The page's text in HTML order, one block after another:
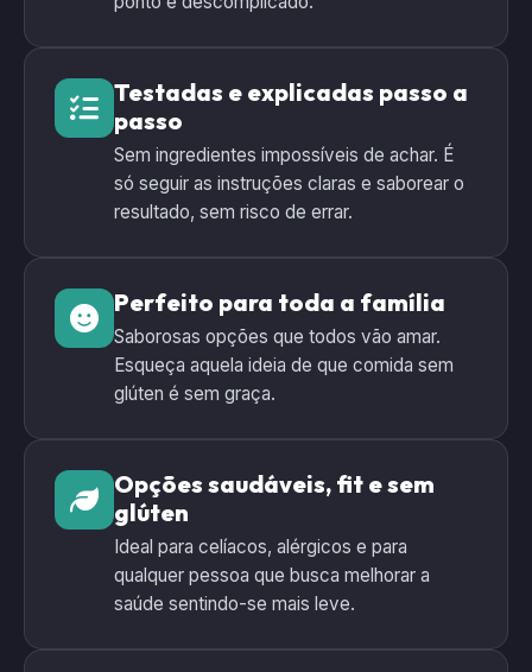
Testadas e explicadas passo a
passo
Sem ingredientes impossíveis de achar. É
só seguir as instruções claras e saborear o
resultado, sem risco de errar.
Perfeito para toda a família
Saborosas opções que todos vão amar.
Esqueça aquela ideia de que comida sem
glúten é sem graça.
Opções saudáveis, fit e sem
glúten
Ideal para celíacos, alérgicos e para
qualquer pessoa que busca melhorar a
saúde sentindo-se mais leve.